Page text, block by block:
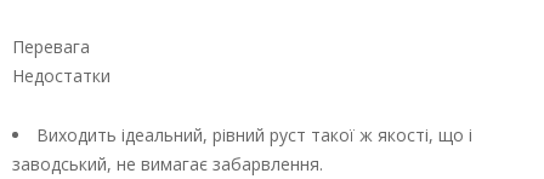
Перевага
Недостатки
Виходить ідеальний, рівний руст такої ж якості, що і
заводський, не вимагає забарвлення.